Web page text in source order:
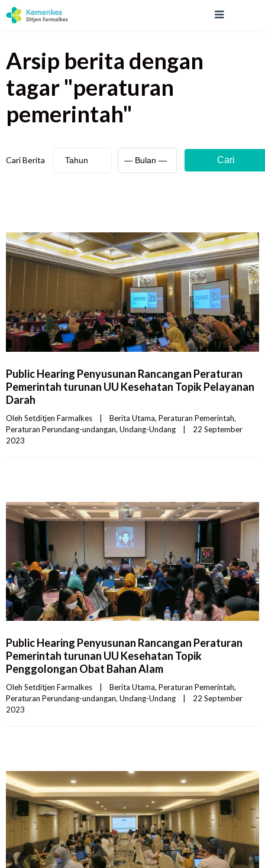
Arsip berita dengan
tagar "peraturan
pemerintah"
Cari Berita Cari
Public Hearing Penyusunan Rancangan Peraturan
Pemerintah turunan UU Kesehatan Topik Pelayanan
Darah
Oleh Setditjen Farmalkes Berita Utama, Peraturan Pemerintah
Peraturan Perundang-undangan, Undang-Undang
22 September
2023
Public Hearing Penyusunan Rancangan Peraturan
Pemerintah turunan UU Kesehatan Topik
Penggolongan Obat Bahan Alam
Oleh Setditjen Farmalkes Berita Utama, Peraturan Pemerintah
Peraturan Perundang-undangan, Undang-Undang
22 September
2023